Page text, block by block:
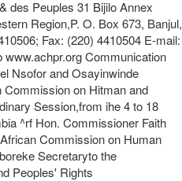
des Peuples 31 Bijilo Annex
Region,P. O. Box 673, Banjul,
Fax: (220) 4410504 E-mail:
Communication
Nsofor and Osayinwinde
on Hitman and
Session,from ihe 4 to 18
^rf Hon. Commissioner Faith
Commission on Human
Secretaryto the
Peoples' Rights